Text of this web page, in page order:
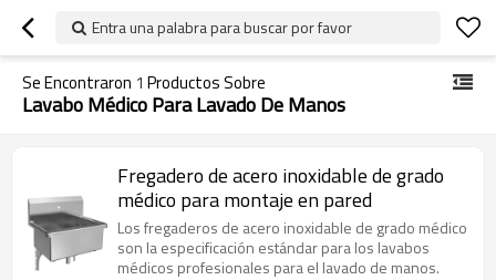
Entra una palabra para buscar por favor
Se Encontraron 1 Productos Sobre
Lavabo Médico Para Lavado De Manos
Fregadero de acero inoxidable de grado
médico para montaje en pared
Los fregaderos de acero inoxidable de grado médico
son la especificación estándar para los lavabos
médicos profesionales para el lavado de manos.